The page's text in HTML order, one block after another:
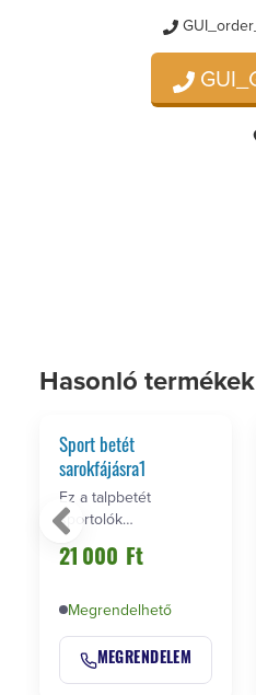
Hasonló termékek
Sport betét
sarokfájásra1
Ez a talpbetét
sportolók
sarokfájdalmai
enyhitésére hasznos
21 000 Ft
Megrendelhető
MEGRENDELEM